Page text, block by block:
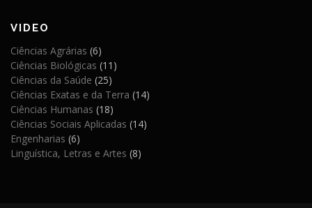
VIDEO
Ciências Agrárias (6)
Ciências Biológicas (11)
Ciências da Saúde (25)
Ciências Exatas e da Terra (14)
Ciências Humanas (18)
Ciências Sociais Aplicadas (14)
Engenharias (6)
Linguística, Letras e Artes (8)